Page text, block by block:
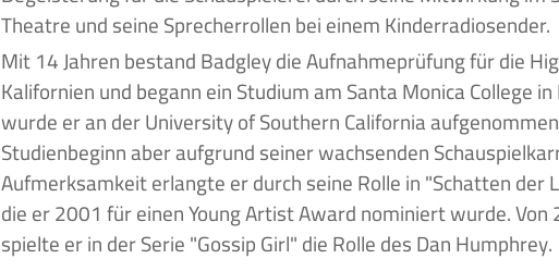
Theatre und seine Sprecherrollen bei einem Kinderradiosender.
Mit 14 Jahren bestand Badgley die Aufnahmeprüfung für die
Kalifornien und begann ein Studium am Santa Monica College
wurde er an der University of Southern California
Studienbeginn aber aufgrund seiner wachsenden
Aufmerksamkeit erlangte er durch seine Rolle in "Schatten der
die er 2001 für einen Young Artist Award nominiert wurde.
spielte er in der Serie "Gossip Girl" die Rolle des Dan Humphrey.